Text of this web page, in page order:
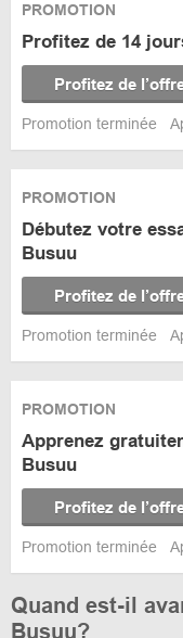
PROMOTION
Profitez de 14
Profitez de
Promotion terminée
PROMOTION
Débutez votre
Busuu
Profitez de
Promotion terminée
PROMOTION
Apprenez
Busuu
Profitez de
Promotion terminée
Quand est-il
Busuu?